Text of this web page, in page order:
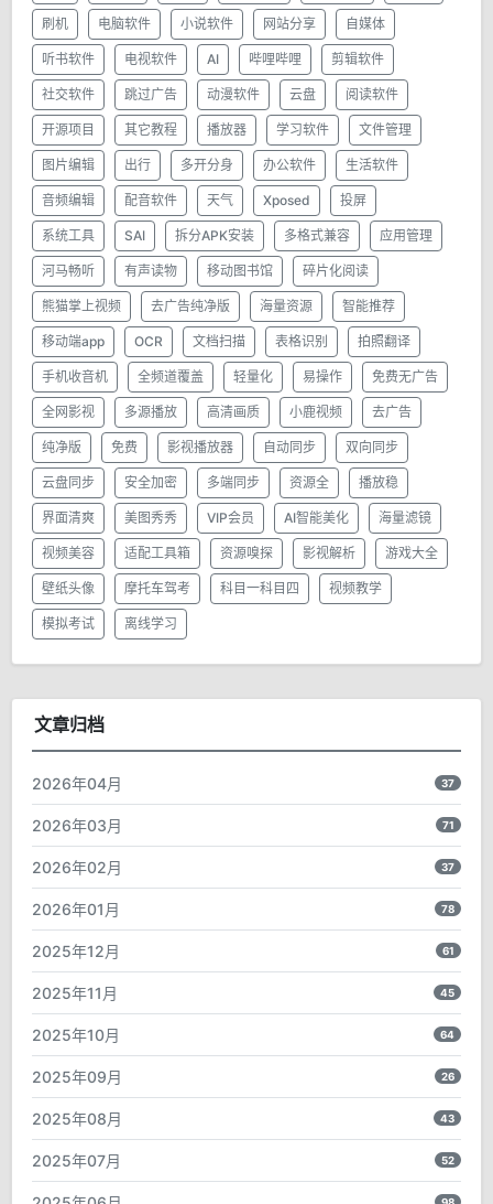
刷机 电脑软件 小说软件 网站分享 自媒体
听书软件 电视软件 AI 哔哩哔哩 剪辑软件
社交软件 跳过广告 动漫软件 云盘 阅读软件
开源项目 其它教程 播放器 学习软件 文件管理
图片编辑 出行 多开分身 办公软件 生活软件
音频编辑 配音软件 天气 Xposed 投屏
系统工具 SAI 拆分APK安装 多格式兼容 应用管理
河马畅听 有声读物 移动图书馆 碎片化阅读
熊猫掌上视频 去广告纯净版 海量资源 智能推荐
移动端app OCR 文档扫描 表格识别 拍照翻译
手机收音机 全频道覆盖 轻量化 易操作 免费无广告
全网影视 多源播放 高清画质 小鹿视频 去广告
纯净版 免费 影视播放器 自动同步 双向同步
云盘同步 安全加密 多端同步 资源全 播放稳
界面清爽 美图秀秀 VIP会员 AI智能美化 海量滤镜
视频美容 适配工具箱 资源嗅探 影视解析 游戏大全
壁纸头像 摩托车驾考 科目一科目四 视频教学
模拟考试 离线学习
文章归档
2026年04月 37
2026年03月 71
2026年02月 37
2026年01月 78
2025年12月 61
2025年11月 45
2025年10月 64
2025年09月 26
2025年08月 43
2025年07月 52